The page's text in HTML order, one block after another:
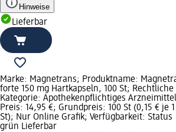
Hinweise
Lieferbar
Marke: Magnetrans; Produktname:
forte 150 mg Hartkapseln, 100 St; Rechtliche
Kategorie: Apothekenpflichtiges
Preis: 14,95 €; Grundpreis: 100 St (0,15 € je 1
St); Nur Online Grafik; Verfügbarkeit: Status
grün Lieferbar